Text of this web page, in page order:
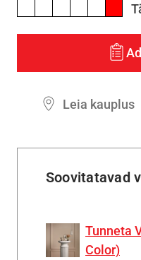
Leia kauplus
Soovitatavad
Tunneta
Color)